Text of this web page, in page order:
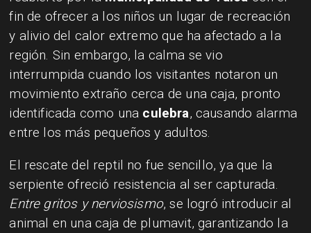
fin de ofrecer a los niños un lugar de recreación
y alivio del calor extremo que ha afectado a la
región. Sin embargo, la calma se vio
interrumpida cuando los visitantes notaron un
movimiento extraño cerca de una caja, pronto
identificada como una culebra, causando alarma
entre los más pequeños y adultos.
El rescate del reptil no fue sencillo, ya que la
serpiente ofreció resistencia al ser capturada.
Entre gritos y nerviosismo, se logró introducir al
animal en una caja de plumavit, garantizando la